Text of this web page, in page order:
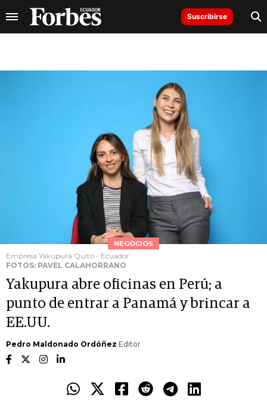
Suscribirse
NEGOCIOS
Empresa Yakupura Quito - Ecuador
FOTOS: PAVEL CALAHORRANO
Yakupura abre oficinas en Perú; a
punto de entrar a Panamá y brincar a
EE.UU.
Pedro Maldonado Ordóñez Editor